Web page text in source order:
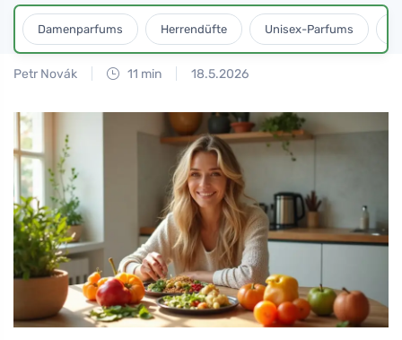
Damenparfums Herrendüfte Unisex-Parfums
Petr Novák 11 min 18.5.2026